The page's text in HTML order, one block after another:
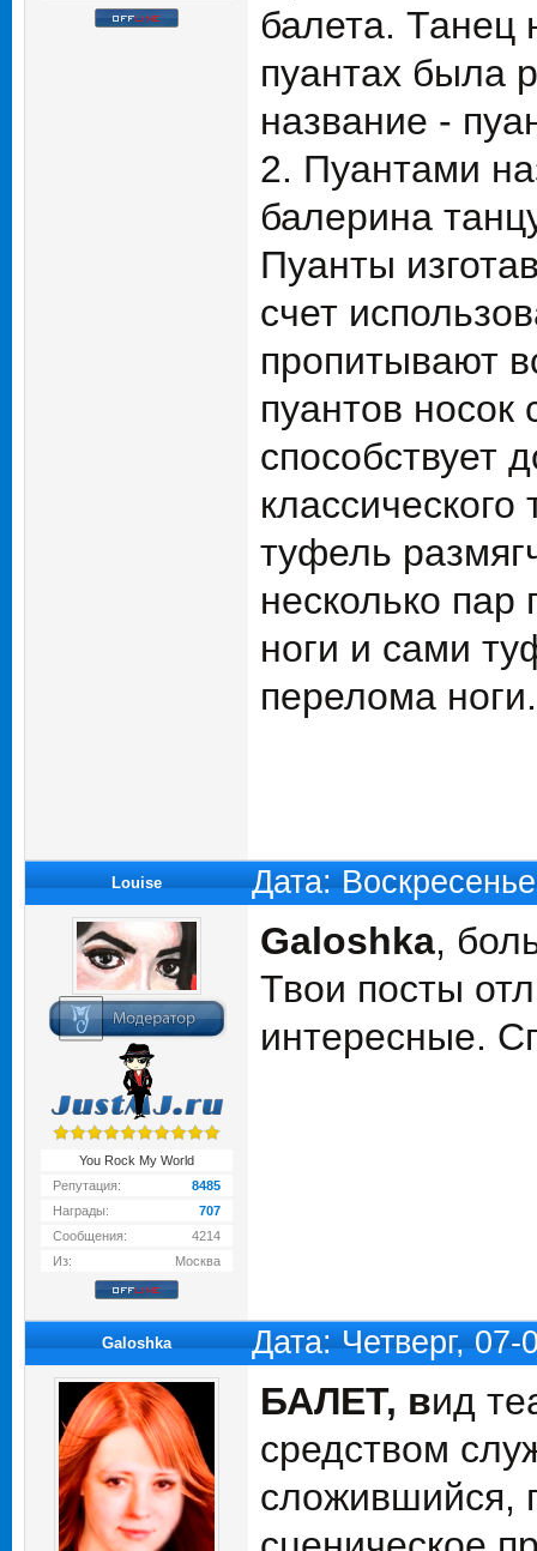
балета. Танец
пуантах была
название -
2. Пуантами
балерина
Пуанты
счет
пропитывают
пуантов носок
способствует
туфель
несколько
ноги и сами
перелома ноги.
Louise Дата:
You Rock My World
Репутация:
8485
Награды:
707
Сообщения:
4214
Из:
Москва
Galoshka,
Твои посты
интересные.
Galoshka Дата: Четверг,
БАЛЕТ, вид
средством
сложившийся,